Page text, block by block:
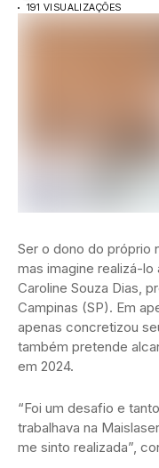
191 VISUALIZAÇÕES
Ser o dono do próprio
mas imagine realizá-lo
Caroline Souza Dias,
Campinas (SP). Em
apenas concretizou
também pretende
em 2024.
“Foi um desafio e
trabalhava na
me sinto realizada”,